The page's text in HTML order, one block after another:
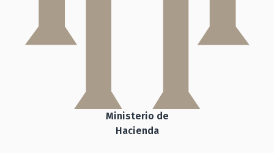
Ministerio de
Hacienda